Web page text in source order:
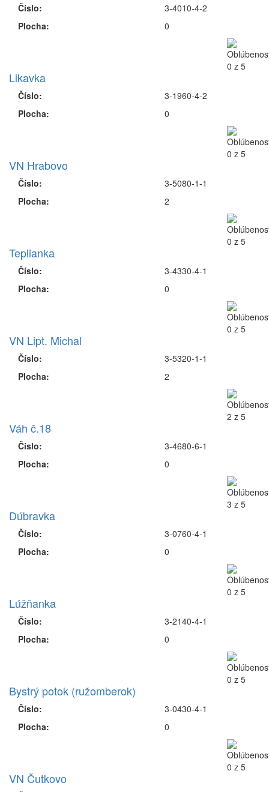
Číslo:
Plocha:
3-4010-4-2
0
Likavka
Číslo:
Plocha:
3-1960-4-2
0
VN Hrabovo
Číslo:
Plocha:
3-5080-1-1
2
Teplianka
Číslo:
Plocha:
3-4330-4-1
0
VN Lipt. Michal
Číslo:
Plocha:
3-5320-1-1
2
Váh č.18
Číslo:
Plocha:
3-4680-6-1
0
Dúbravka
Číslo:
Plocha:
3-0760-4-1
0
Lúžňanka
Číslo:
Plocha:
3-2140-4-1
0
Bystrý potok (ružomberok)
Číslo:
Plocha:
3-0430-4-1
0
VN Čutkovo